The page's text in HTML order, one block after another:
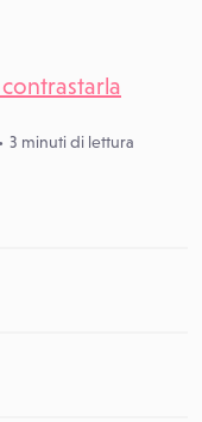
3 minuti di lettura